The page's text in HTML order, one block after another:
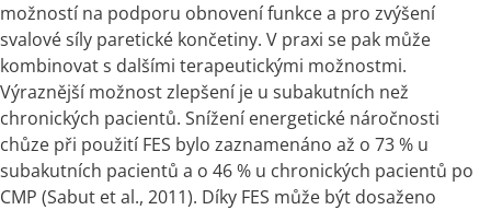
možností na podporu obnovení funkce a pro zvýšení
svalové síly paretické končetiny. V praxi se pak může
kombinovat s dalšími terapeutickými možnostmi.
Výraznější možnost zlepšení je u subakutních než
chronických pacientů. Snížení energetické náročnosti
chůze při použití FES bylo zaznamenáno až o 73 % u
subakutních pacientů a o 46 % u chronických pacientů po
CMP (Sabut et al., 2011). Díky FES může být dosaženo